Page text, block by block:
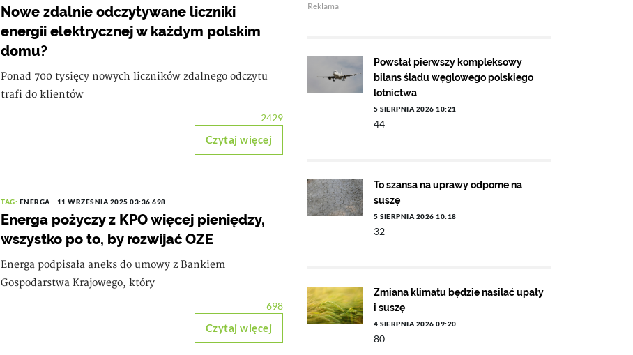
Nowe zdalnie odczytywane liczniki
energii elektrycznej w każdym polskim
domu?
Ponad 700 tysięcy nowych liczników zdalnego odczytu
trafi do klientów
2429
Czytaj więcej
TAG: ENERGA 11 WRZEŚNIA 2025 03:36 698
Energa pożyczy z KPO więcej pieniędzy,
wszystko po to, by rozwijać OZE
Energa podpisała aneks do umowy z Bankiem
Gospodarstwa Krajowego, który
698
Czytaj więcej
Reklama
Powstał pierwszy kompleksowy
bilans śladu węglowego polskiego
lotnictwa
5 SIERPNIA 2026 10:21
44
To szansa na uprawy odporne na
suszę
5 SIERPNIA 2026 10:18
32
Zmiana klimatu będzie nasilać upały
i suszę
4 SIERPNIA 2026 09:20
80